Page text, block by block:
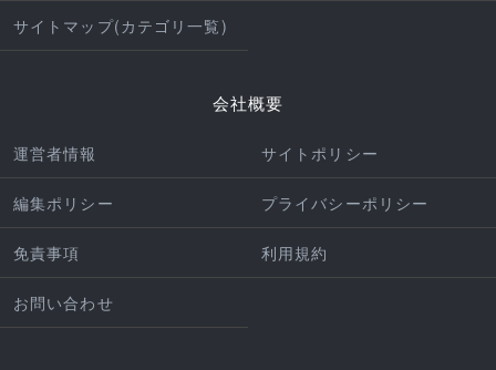
サイトマップ(カテゴリ一覧)
会社概要
運営者情報 サイトポリシー
編集ポリシー プライバシーポリシー
免責事項 利用規約
お問い合わせ